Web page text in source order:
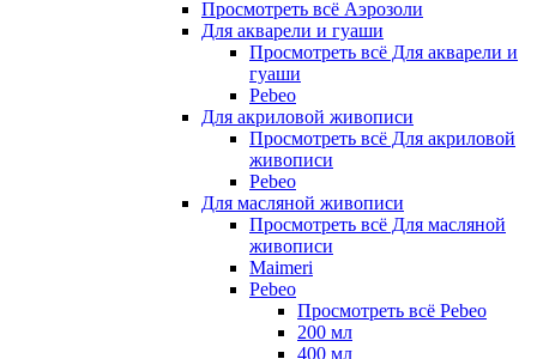
Просмотреть всё Аэрозоли
Для акварели и гуаши
Просмотреть всё Для акварели и
гуаши
Pebeo
Для акриловой живописи
Просмотреть всё Для акриловой
живописи
Pebeo
Для масляной живописи
Просмотреть всё Для масляной
живописи
Maimeri
Pebeo
Просмотреть всё Pebeo
200 мл
400 мл